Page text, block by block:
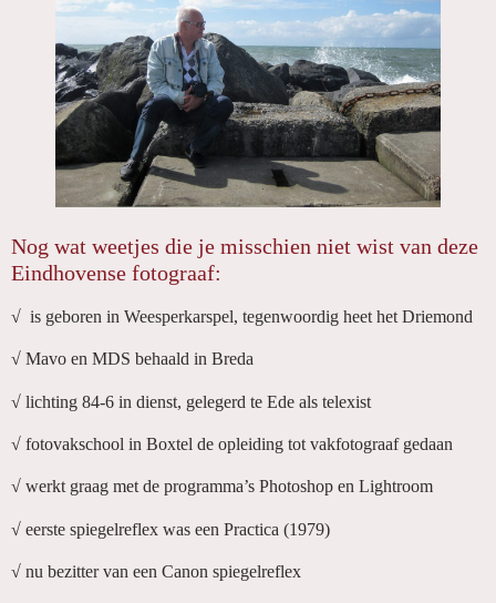
Nog wat weetjes die je misschien niet wist van deze
Eindhovense fotograaf:
√ is geboren in Weesperkarspel, tegenwoordig heet het Driemond
√ Mavo en MDS behaald in Breda
√ lichting 84-6 in dienst, gelegerd te Ede als telexist
√ fotovakschool in Boxtel de opleiding tot vakfotograaf gedaan
√ werkt graag met de programma’s Photoshop en Lightroom
√ eerste spiegelreflex was een Practica (1979)
√ nu bezitter van een Canon spiegelreflex